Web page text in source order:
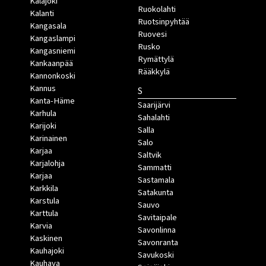
Kalanti
Kangasala
Kangaslampi
Kangasniemi
Kankaanpää
Kannonkoski
Kannus
Kanta-Häme
Karhula
Karijoki
Karinainen
Karjaa
Karjalohja
Karjaa
Karkkila
Karstula
Karttula
Karvia
Kaskinen
Kauhajoki
Ruokolahti
Ruotsinpyhtää
Ruovesi
Rusko
Rymättylä
Rääkkylä
S
Saarijärvi
Sahalahti
Salla
Salo
Saltvik
Sammatti
Sastamala
Satakunta
Sauvo
Savitaipale
Savonlinna
Savonranta
Savukoski